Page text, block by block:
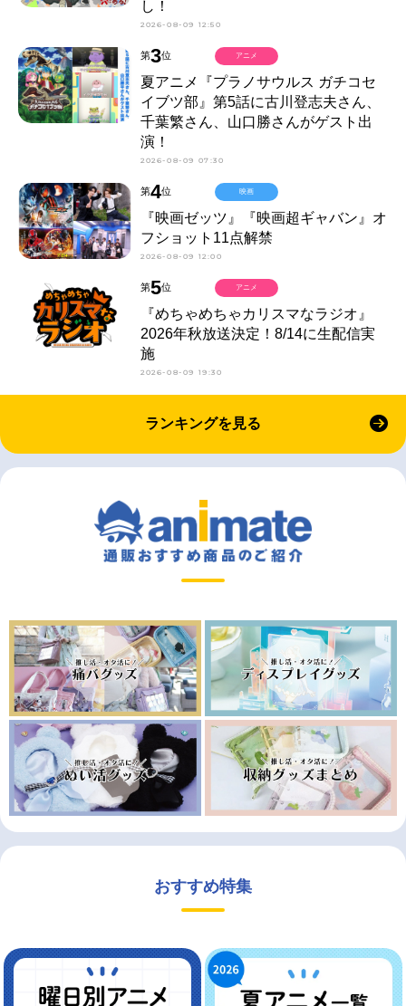
し！
2026-08-09 12:50
第3位
夏アニメ『プラノサウルス ガチコセ
イブツ部』第5話に古川登志夫さん、
千葉繁さん、山口勝さんがゲスト出
演！
2026-08-09 07:30
アニメ
第4位
『映画ゼッツ』『映画超ギャバン』オ
フショット11点解禁
2026-08-09 12:00
映画
第5位
『めちゃめちゃカリスマなラジオ』
2026年秋放送決定！8/14に生配信実
施
2026-08-09 19:30
アニメ
ランキングを見る
おすすめ特集